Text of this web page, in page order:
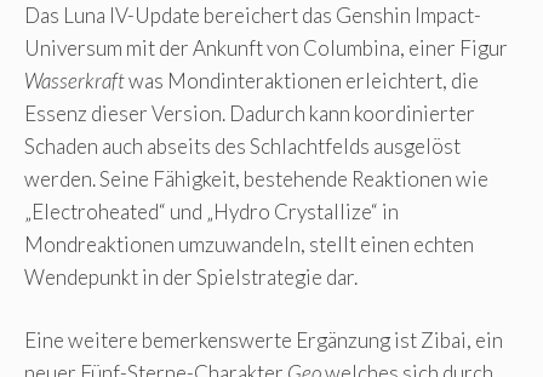
Das Luna IV-Update bereichert das Genshin Impact-
Universum mit der Ankunft von Columbina, einer Figur
Wasserkraftwas Mondinteraktionen erleichtert, die
Essenz dieser Version. Dadurch kann koordinierter
Schaden auch abseits des Schlachtfelds ausgelöst
werden. Seine Fähigkeit, bestehende Reaktionen wie
„Electroheated“ und „Hydro Crystallize“ in
Mondreaktionen umzuwandeln, stellt einen echten
Wendepunkt in der Spielstrategie dar.
Eine weitere bemerkenswerte Ergänzung ist Zibai, ein